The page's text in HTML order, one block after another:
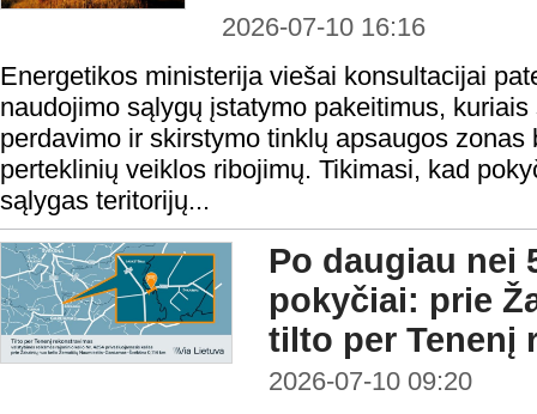
2026-07-10 16:16
Energetikos ministerija viešai konsultacijai
naudojimo sąlygų įstatymo pakeitimus,
perdavimo ir skirstymo tinklų apsaugos zonas
perteklinių veiklos ribojimų. Tikimasi, kad
sąlygas teritorijų...
Po daugiau nei
pokyčiai: prie
tilto per Tenenį
2026-07-10 09:20